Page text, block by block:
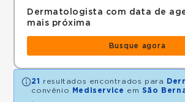
Dermatologista com data de
mais próxima
Busque agora
21 resultados encontrados para
convênio
Mediservice em São